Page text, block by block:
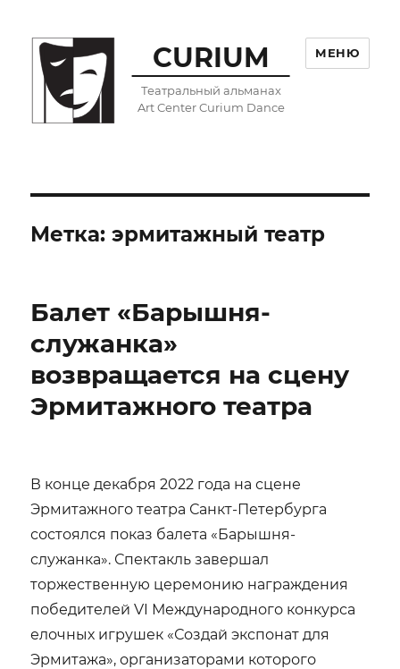
CURIUM
Театральный альманах
Art Center Curium Dance
МЕНЮ
Метка:эрмитажный театр
Балет «Барышня-
служанка»
возвращается на сцену
Эрмитажного театра
В конце декабря 2022 года на сцене
Эрмитажного театра Санкт-Петербурга
состоялся показ балета «Барышня-
служанка». Спектакль завершал
торжественную церемонию награждения
победителей VI Международного конкурса
елочных игрушек «Создай экспонат для
Эрмитажа», организаторами которого